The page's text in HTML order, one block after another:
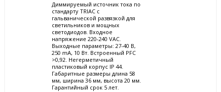
Диммируемый источник тока по
стандарту TRIAC с
гальванической развязкой для
светильников и мощных
светодиодов. Входное
напряжение 220-240 VAC.
Выходные параметры: 27-40 В,
250 mА, 10 Вт. Встроенный PFC
>0,92. Негерметичный
пластиковый корпус IP 44.
Габаритные размеры длина 58
мм, ширина 36 мм, высота 20 мм.
Гарантийный срок 5 лет.